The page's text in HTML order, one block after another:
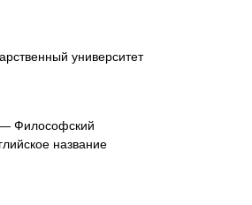
университет
Философский
название